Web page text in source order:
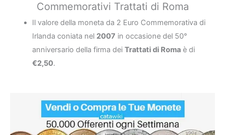
Commemorativi Trattati di Roma
Il valore della moneta da 2 Euro Commemorativa di
Irlanda coniata nel 2007 in occasione del 50°
anniversario della firma dei Trattati di Romaè di
€2,50.